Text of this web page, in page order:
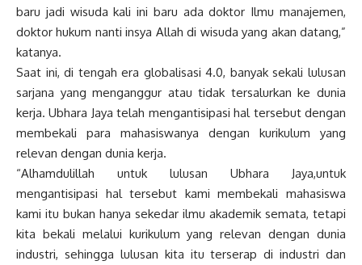
baru jadi wisuda kali ini baru ada doktor Ilmu manajemen,
doktor hukum nanti insya Allah di wisuda yang akan datang,”
katanya.
Saat ini, di tengah era globalisasi 4.0, banyak sekali lulusan
sarjana yang menganggur atau tidak tersalurkan ke dunia
kerja. Ubhara Jaya telah mengantisipasi hal tersebut dengan
membekali para mahasiswanya dengan kurikulum yang
relevan dengan dunia kerja.
“Alhamdulillah untuk lulusan Ubhara Jaya,untuk
mengantisipasi hal tersebut kami membekali mahasiswa
kami itu bukan hanya sekedar ilmu akademik semata, tetapi
kita bekali melalui kurikulum yang relevan dengan dunia
industri, sehingga lulusan kita itu terserap di industri dan